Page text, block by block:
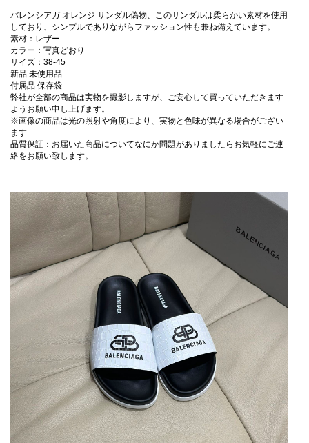
バレンシアガ オレンジ サンダル偽物、このサンダルは柔らかい素材を使用
しており、シンプルでありながらファッション性も兼ね備えています。
素材：レザー
カラー：写真どおり
サイズ：38-45
新品 未使用品
付属品 保存袋
弊社が全部の商品は実物を撮影しますが、ご安心して買っていただきます
ようお願い申し上げます。
※画像の商品は光の照射や角度により、実物と色味が異なる場合がござい
ます
品質保証：お届いた商品についてなにか問題がありましたらお気軽にご連
絡をお願い致します。